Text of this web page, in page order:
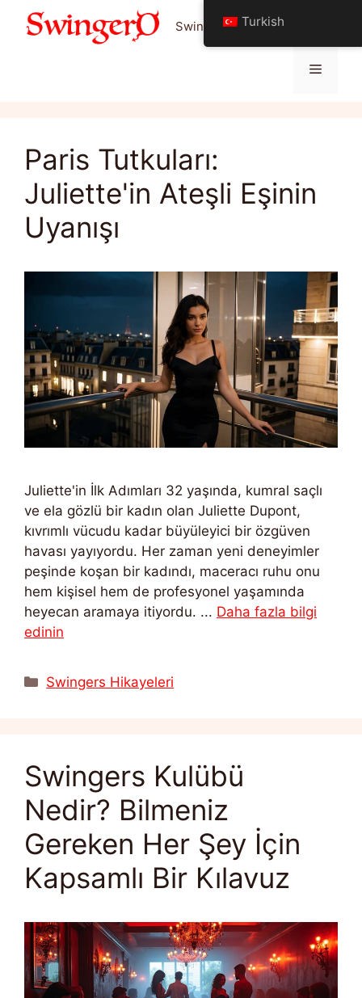
İçeriğe
Swinging Yaşam Tarzı Hakkında
Menü
Paris Tutkuları:
Juliette'in Ateşli Eşinin
Uyanışı
Juliette'in İlk Adımları 32 yaşında, kumral saçlı
ve ela gözlü bir kadın olan Juliette Dupont,
kıvrımlı vücudu kadar büyüleyici bir özgüven
havası yayıyordu. Her zaman yeni deneyimler
peşinde koşan bir kadındı, maceracı ruhu onu
hem kişisel hem de profesyonel yaşamında
heyecan aramaya itiyordu. ... Daha fazla bilgi
edinin
Kategoriler
Swingers Hikayeleri
Swingers Kulübü
Nedir? Bilmeniz
Gereken Her Şey İçin
Kapsamlı Bir Kılavuz
Turkish